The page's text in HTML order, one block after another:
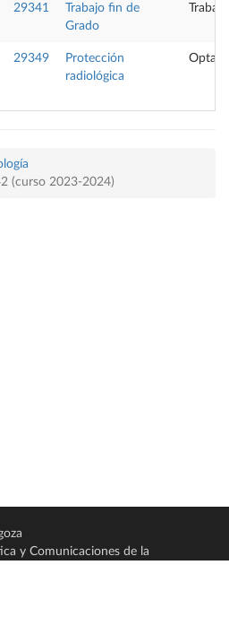
29341
Trabajo fin de
Grado
29349
Protección
radiológica
(curso 2023-2024)
y Comunicaciones de la